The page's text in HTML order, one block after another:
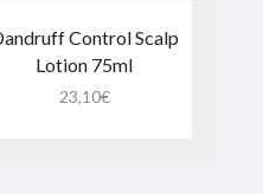
Control Scalp
Lotion 75ml
23,10€